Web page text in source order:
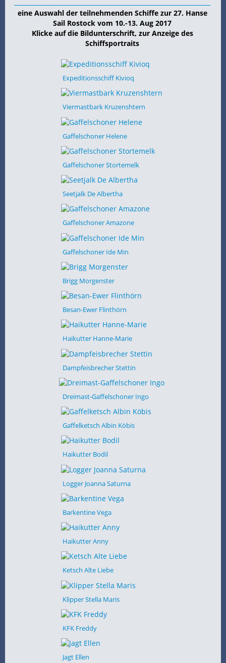
eine Auswahl der teilnehmenden Schiffe zur 27. Hanse
Sail Rostock vom 10.-13. Aug 2017
Klicke auf die Bildunterschrift, zur Anzeige des
Schiffsportraits
Expeditionsschiff Kivioq
Viermastbark Kruzenshtern
Gaffelschoner Helene
Gaffelschoner Stortemelk
Seetjalk De Albertha
Gaffelschoner Amazone
Gaffelschoner Ide Min
Brigg Morgenster
Besan-Ewer Flinthörn
Haikutter Hanne-Marie
Dampfeisbrecher Stettin
Dreimast-Gaffelschoner Ingo
Gaffelketsch Albin Köbis
Haikutter Bodil
Logger Joanna Saturna
Barkentine Vega
Haikutter Anny
Ketsch Alte Liebe
Klipper Stella Maris
KFK Freddy
Jagt Ellen